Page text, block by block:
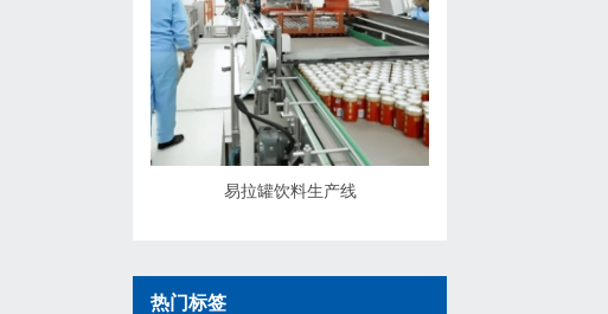
易拉罐饮料生产线
热门标签